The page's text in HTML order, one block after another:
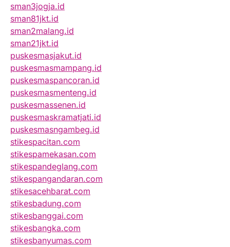
sman3jogja.id
sman81jkt.id
sman2malang.id
sman21jkt.id
puskesmasjakut.id
puskesmasmampang.id
puskesmaspancoran.id
puskesmasmenteng.id
puskesmassenen.id
puskesmaskramatjati.id
puskesmasngambeg.id
stikespacitan.com
stikespamekasan.com
stikespandeglang.com
stikespangandaran.com
stikesacehbarat.com
stikesbadung.com
stikesbanggai.com
stikesbangka.com
stikesbanyumas.com